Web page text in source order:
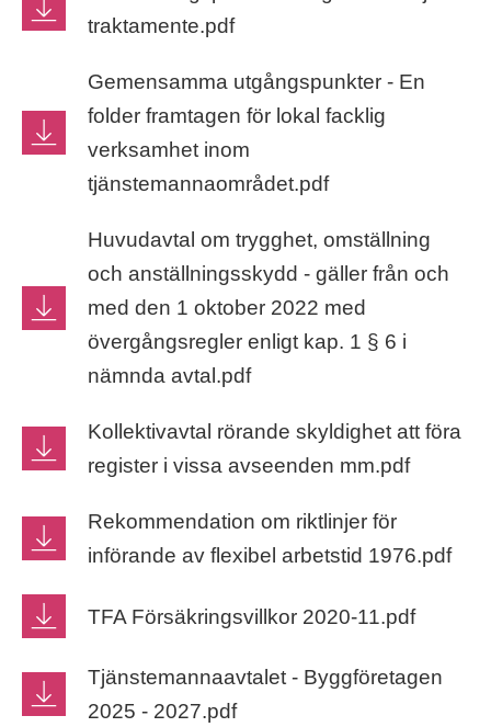
traktamente.pdf
Gemensamma utgångspunkter - En
folder framtagen för lokal facklig
verksamhet inom
tjänstemannaområdet.pdf
Huvudavtal om trygghet, omställning
och anställningsskydd - gäller från och
med den 1 oktober 2022 med
övergångsregler enligt kap. 1 § 6 i
nämnda avtal.pdf
Kollektivavtal rörande skyldighet att föra
register i vissa avseenden mm.pdf
Rekommendation om riktlinjer för
införande av flexibel arbetstid 1976.pdf
TFA Försäkringsvillkor 2020-11.pdf
Tjänstemannaavtalet - Byggföretagen
2025 - 2027.pdf